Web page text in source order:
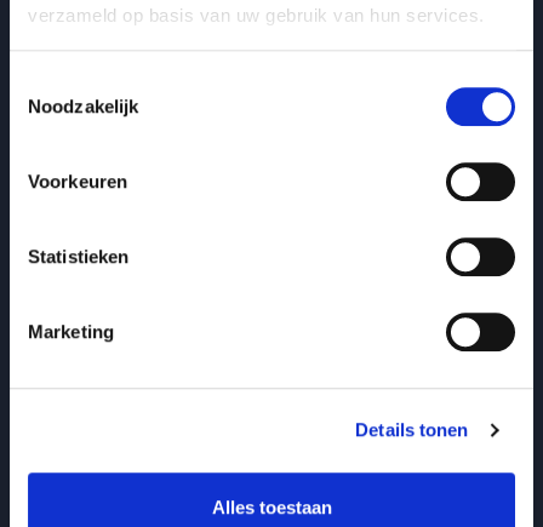
verzameld op basis van uw gebruik van hun services.
Noodzakelijk
Voorkeuren
Statistieken
Marketing
Details tonen
Alles toestaan
Genieke Hertoghs
Invloed voorbij overtuigen